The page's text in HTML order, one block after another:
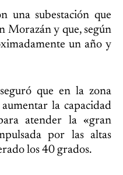
una subestación que
Morazán y que, según
un año y
que en la zona
la capacidad
atender la «gran
por las altas
los 40 grados.